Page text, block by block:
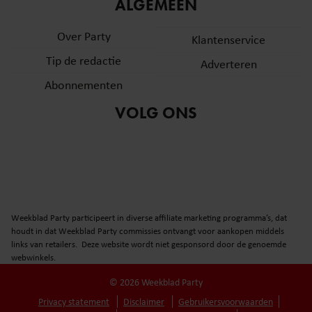
partners kunnen deze gegevens combineren met andere
verzameld op basis van uw gebruik van hun services. U
gaat akkoord met onze cookies als u onze website blijft
ALGEMEEN
Over Party
Tip de redactie
Abonnementen
Klantenservice
Adverteren
VOLG ONS
Weekblad Party participeert in diverse affiliate marketing programma’s, dat
houdt in dat Weekblad Party commissies ontvangt voor aankopen middels
links van retailers. Deze website wordt niet gesponsord door de genoemde
webwinkels.
© 2026 Weekblad Party
Privacy statement
Disclaimer
Gebruikersvoorwaarden